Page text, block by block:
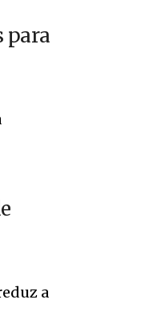
para
a